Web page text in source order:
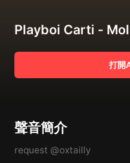
Playboi Carti -
打開
聲音簡介
request @oxtailly